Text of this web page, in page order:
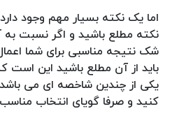
اما یک نکته بسیار مهم وجود
نکته مطلع باشید و اگر نسبت
شک نتیجه مناسبی برای شما
باید از آن مطلع باشید این است
یکی از چندین شاخصه ای می
کنید و صرفا گویای انتخاب